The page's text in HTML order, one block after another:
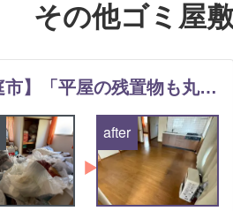
その他ゴミ屋
【恵庭市】「平屋の残置物も丸ごとお任せで大満足！」2LDK一軒家のお片付けと法令遵守の安心回収実績
after